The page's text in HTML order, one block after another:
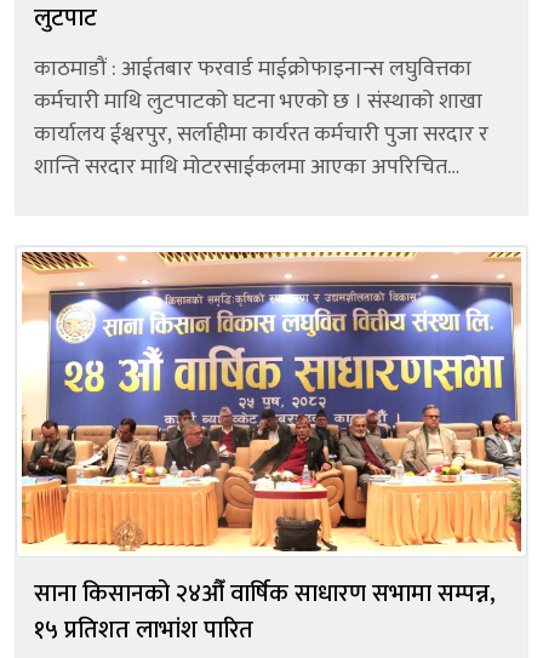
लुटपाट
काठमाडौं : आईतबार फरवार्ड माईक्रोफाइनान्स लघुवित्तका
कर्मचारी माथि लुटपाटको घटना भएको छ । संस्थाको शाखा
कार्यालय ईश्वरपुर, सर्लाहीमा कार्यरत कर्मचारी पुजा सरदार र
शान्ति सरदार माथि मोटरसाईकलमा आएका अपरिचित
साना किसानको २४औँ वार्षिक साधारण सभामा सम्पन्न,
१५ प्रतिशत लाभांश पारित